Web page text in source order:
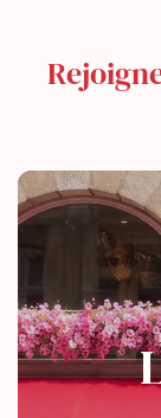
toutes les
jeter un